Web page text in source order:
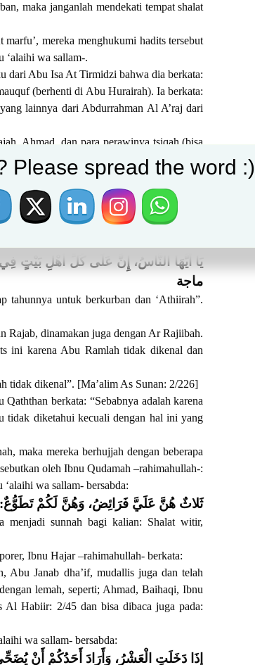
maka janganlah mendekati tempat shalat
marfu’, mereka menghukumi hadits tersebut
‘alaihi wa sallam-.
dari Abu Isa At Tirmidzi bahwa dia berkata:
(berhenti di Abu Hurairah). Ia berkata:
lainnya dari Abdurrahman Al A’raj dari
Ahmad, dan para perawinya tsiqah (bisa
Sementara mauquf yang lebih
bersamaan dengan itu belum jelas
mauquf dalam Ahkamul Wushtha:
dalam At Tanqih: 2/498.
marfu’, yaitu;
يَا أَيُّهَا النَّاسُ، إِنَّ عَلَى كُلِّ أَهْلِ بَيْتٍ
ماجة
tahunnya untuk berkurban dan ‘Athiirah”.
Rajab, dinamakan juga dengan Ar Rajiibah.
ini karena Abu Ramlah tidak dikenal dan
tidak dikenal”. [Ma’alim As Sunan: 2/226]
berkata: “Sebabnya adalah karena
tidak diketahui kecuali dengan hal ini yang
maka mereka berhujjah dengan beberapa
oleh Ibnu Qudamah –rahimahullah-:
wa sallam- bersabda:
ثَلاثٌ هُنَّ عَلَيَّ فَرَائِضُ، وَهُنَّ لَكُمْ تَطَوُّعٌ:
menjadi sunnah bagi kalian: Shalat witir,
Ibnu Hajar –rahimahullah- berkata:
Abu Janab dha’if, mudallis juga dan telah
lemah, seperti; Ahmad, Baihaqi, Ibnu
Habiir: 2/45 dan bisa dibaca juga pada:
wa sallam- bersabda:
إِذَا دَخَلَتِ الْعَشْرُ، وَأَرَادَ أَحَدُكُمْ أَنْ
Please spread the word :)